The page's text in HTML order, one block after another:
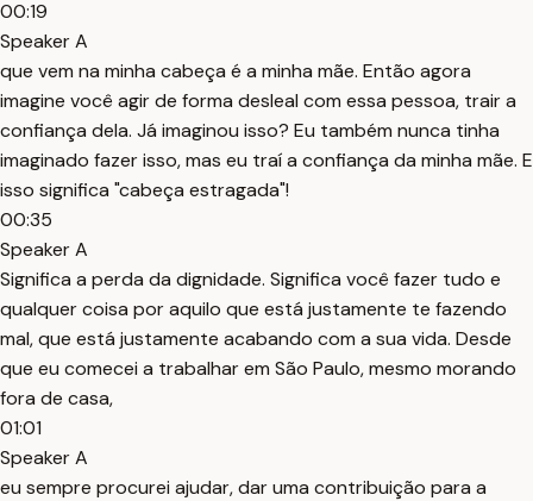
00:19
Speaker A
que vem na minha cabeça é a minha mãe. Então agora
imagine você agir de forma desleal com essa pessoa, trair a
confiança dela. Já imaginou isso? Eu também nunca tinha
imaginado fazer isso, mas eu traí a confiança da minha mãe. E
isso significa "cabeça estragada"!
00:35
Speaker A
Significa a perda da dignidade. Significa você fazer tudo e
qualquer coisa por aquilo que está justamente te fazendo
mal, que está justamente acabando com a sua vida. Desde
que eu comecei a trabalhar em São Paulo, mesmo morando
fora de casa,
01:01
Speaker A
eu sempre procurei ajudar, dar uma contribuição para a